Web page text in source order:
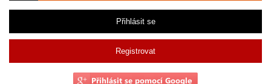
Přihlásit se
Registrovat